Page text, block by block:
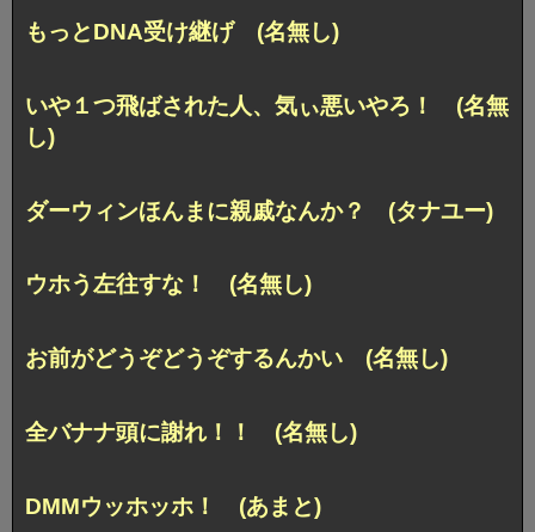
もっとDNA受け継げ (名無し)
いや１つ飛ばされた人、気ぃ悪いやろ！ (名無
し)
ダーウィンほんまに親戚なんか？ (タナユー)
ウホう左往すな！ (名無し)
お前がどうぞどうぞするんかい (名無し)
全バナナ頭に謝れ！！ (名無し)
DMMウッホッホ！ (あまと)